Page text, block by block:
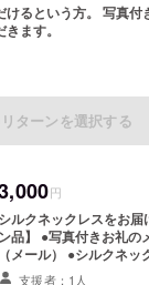
るという方。 写真付
ます。
ターンを選択する
円
シルクネックレスをお届け 【リ
ン品】 ●写真付きお礼の
（メール） ●シルクネックレス（１
連） ※Fairweaveの製品は、全て手支援者：1人